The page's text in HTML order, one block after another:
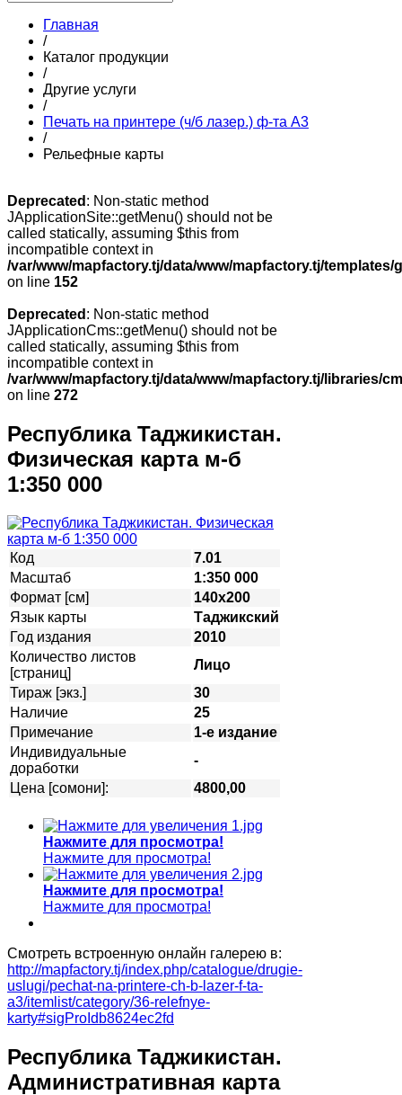
Главная
/
Каталог продукции
/
Другие услуги
/
Печать на принтере (ч/б лазер.) ф-та А3
/
Рельефные карты
Deprecated : Non-static method
JApplicationSite::getMenu() should not be
called statically, assuming $this from
incompatible context in
/var/www/mapfactory.tj/data/www/mapfactory.tj/
on line 152
Deprecated : Non-static method
JApplicationCms::getMenu() should not be
called statically, assuming $this from
incompatible context in
/var/www/mapfactory.tj/data/www/mapfactory.tj/libraries/
on line 272
Республика Таджикистан.
Физическая карта м-б
1:350 000
Код
7.01
Масштаб
1:350 000
Формат [см]
140х200
Язык карты
Таджикский
Год издания
2010
Количество листов
[страниц]
Лицо
Тираж [экз.]
30
Наличие
25
Примечание
1-е издание
Индивидуальные
доработки
-
Цена [сомони]:
4800,00
Нажмите для просмотра!
Нажмите для просмотра!
Нажмите для просмотра!
Нажмите для просмотра!
Смотреть встроенную онлайн галерею в:
http://mapfactory.tj/index.php/catalogue/drugie-
uslugi/pechat-na-printere-ch-b-lazer-f-ta-
a3/itemlist/category/36-relefnye-
karty#sigProIdb8624ec2fd
Республика Таджикистан.
Административная карта